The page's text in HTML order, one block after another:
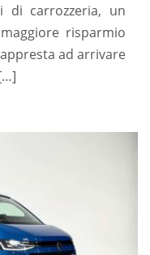
di carrozzeria, un
risparmio
ad arrivare